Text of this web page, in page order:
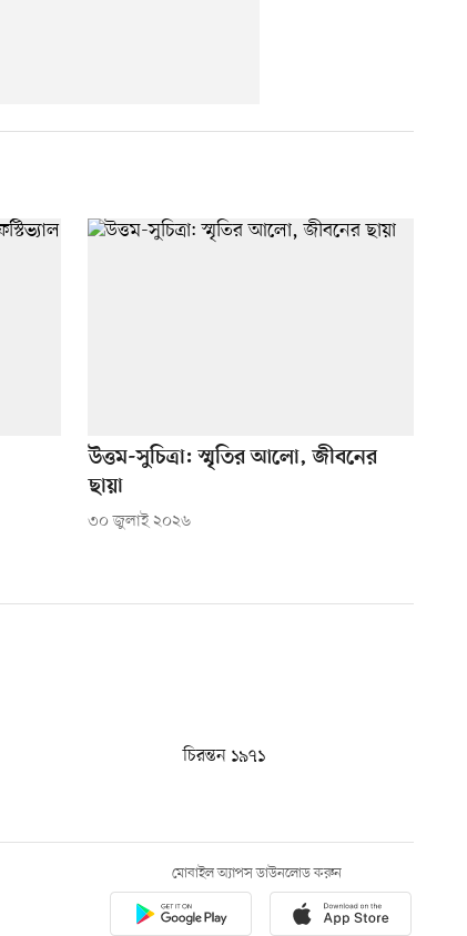
উত্তম-সুচিত্রা: স্মৃতির আলো, জীবনের
ছায়া
৩০ জুলাই ২০২৬
চিরন্তন ১৯৭১
মোবাইল অ্যাপস ডাউনলোড করুন